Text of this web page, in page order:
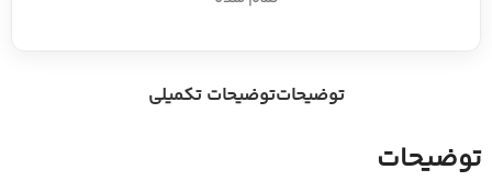
توضیحاتتوضیحات تکمیلی
توضیحات